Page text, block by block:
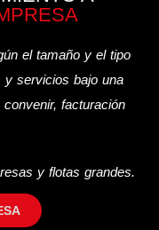
el tamaño y el tipo
y servicios bajo una
facturación
y flotas grandes.